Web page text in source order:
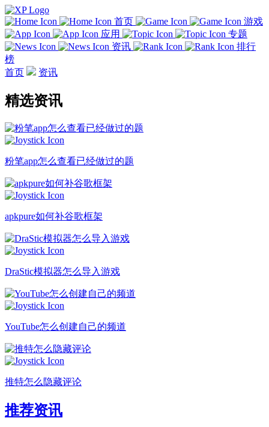
首页
游戏
应用
专题
资讯
排行
榜
首页
资讯
精选资讯
粉笔app怎么查看已经做过的题
apkpure如何补谷歌框架
DraStic模拟器怎么导入游戏
YouTube怎么创建自己的频道
推特怎么隐藏评论
推荐资讯